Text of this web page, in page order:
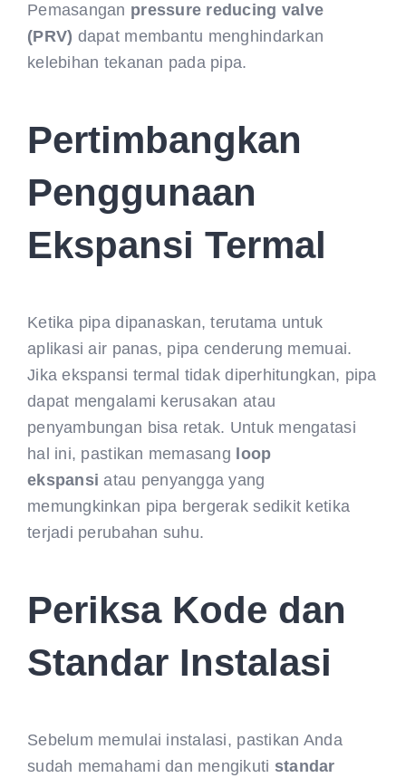
Pemasangan pressure reducing valve
(PRV) dapat membantu menghindarkan
kelebihan tekanan pada pipa.
Pertimbangkan
Penggunaan
Ekspansi Termal
Ketika pipa dipanaskan, terutama untuk
aplikasi air panas, pipa cenderung memuai.
Jika ekspansi termal tidak diperhitungkan, pipa
dapat mengalami kerusakan atau
penyambungan bisa retak. Untuk mengatasi
hal ini, pastikan memasang loop
ekspansi atau penyangga yang
memungkinkan pipa bergerak sedikit ketika
terjadi perubahan suhu.
Periksa Kode dan
Standar Instalasi
Sebelum memulai instalasi, pastikan Anda
sudah memahami dan mengikuti standar